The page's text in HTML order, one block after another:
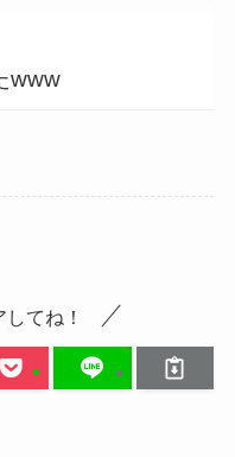
www
てね！